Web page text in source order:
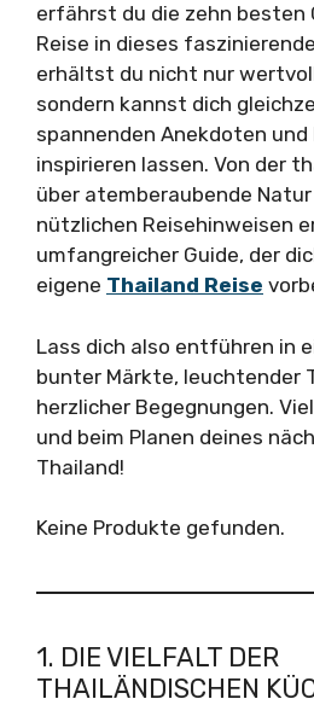
erfährst du die zehn besten
Reise in dieses
erhältst du nicht nur
sondern kannst dich
spannenden Anekdoten und
inspirieren lassen. Von der
über atemberaubende Natur
nützlichen Reisehinweisen
umfangreicher Guide, der
eigene Thailand Reise
Lass dich also entführen in
bunter Märkte, leuchtender
herzlicher Begegnungen.
und beim Planen deines
Thailand!
Keine Produkte gefunden.
1. DIE VIELFALT DER
THAILÄNDISCHEN